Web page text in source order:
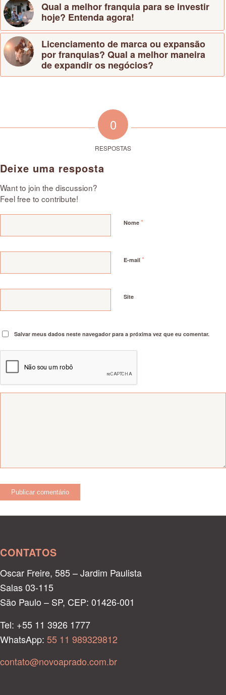
Qual a melhor franquia para se investir
hoje? Entenda agora!
Licenciamento de marca ou expansão
por franquias? Qual a melhor maneira
de expandir os negócios?
0
RESPOSTAS
Deixe uma resposta
Want to join the discussion?
Feel free to contribute!
Nome *
E-mail *
Site
Salvar meus dados neste navegador para a próxima vez que eu comentar.
CONTATOS
Oscar Freire, 585 – Jardim Paulista
Salas 03-115
São Paulo – SP, CEP: 01426-001
Tel: +55 11 3926 1777
WhatsApp: 55 11 989329812
contato@novoaprado.com.br